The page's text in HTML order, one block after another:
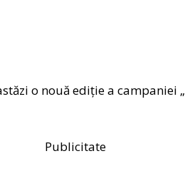
o nouă ediție a campaniei „
Publicitate